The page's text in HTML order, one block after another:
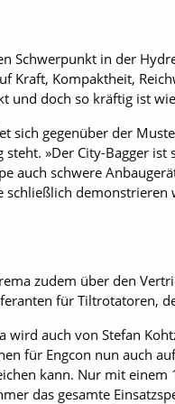
Schwerpunkt in der
Kraft, Kompaktheit,
und doch so kräftig ist
sich gegenüber der
»Der City-Bagger
auch schwere
schließlich
zudem über den
für Tilt­rotatoren,
wird auch von Stefan
für Engcon nun auch
kann. Nur mit
das gesamte